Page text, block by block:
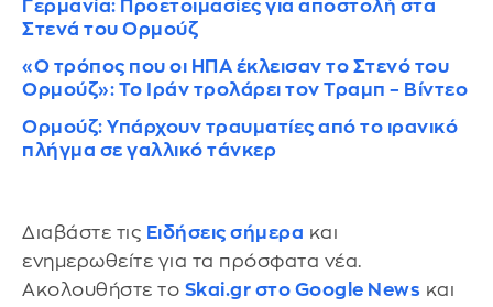
Γερμανία: Προετοιμασίες για αποστολή στα
Στενά του Ορμούζ
«Ο τρόπος που οι ΗΠΑ έκλεισαν το Στενό του
Ορμούζ»: Το Ιράν τρολάρει τον Τραμπ – Βίντεο
Ορμούζ: Υπάρχουν τραυματίες από το ιρανικό
πλήγμα σε γαλλικό τάνκερ
Διαβάστε τις Ειδήσεις σήμερα και
ενημερωθείτε για τα πρόσφατα νέα.
Ακολουθήστε το Skai.gr στο Google News και